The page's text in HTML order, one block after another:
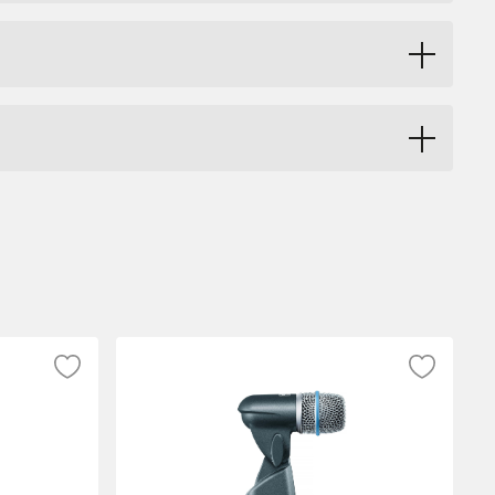
och inspelning av bl.a. akustiska